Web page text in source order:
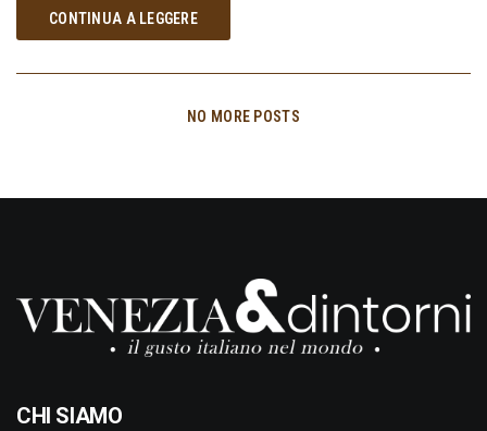
CONTINUA A LEGGERE
NO MORE POSTS
CHI SIAMO